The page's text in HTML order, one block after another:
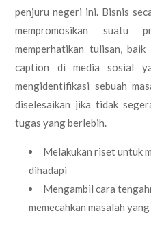
penjuru negeri ini. Bisnis
mempromosikan
memperhatikan tulisan,
caption di media sosial
mengidentifikasi sebuah
diselesaikan jika tidak
tugas yang berlebih.
Melakukan riset untuk
dihadapi
Mengambil cara
memecahkan masalah